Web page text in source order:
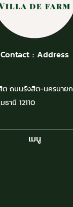
Contact : Address
ต ถนนรังสิต-นครนายก
านี 12110
เมนู